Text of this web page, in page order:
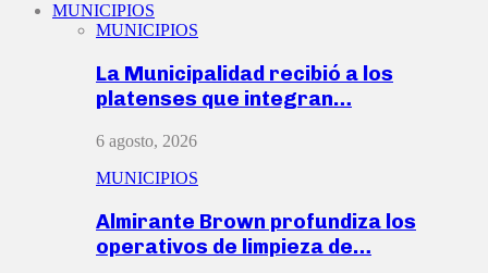
MUNICIPIOS
MUNICIPIOS
La Municipalidad recibió a los
platenses que integran…
6 agosto, 2026
MUNICIPIOS
Almirante Brown profundiza los
operativos de limpieza de…